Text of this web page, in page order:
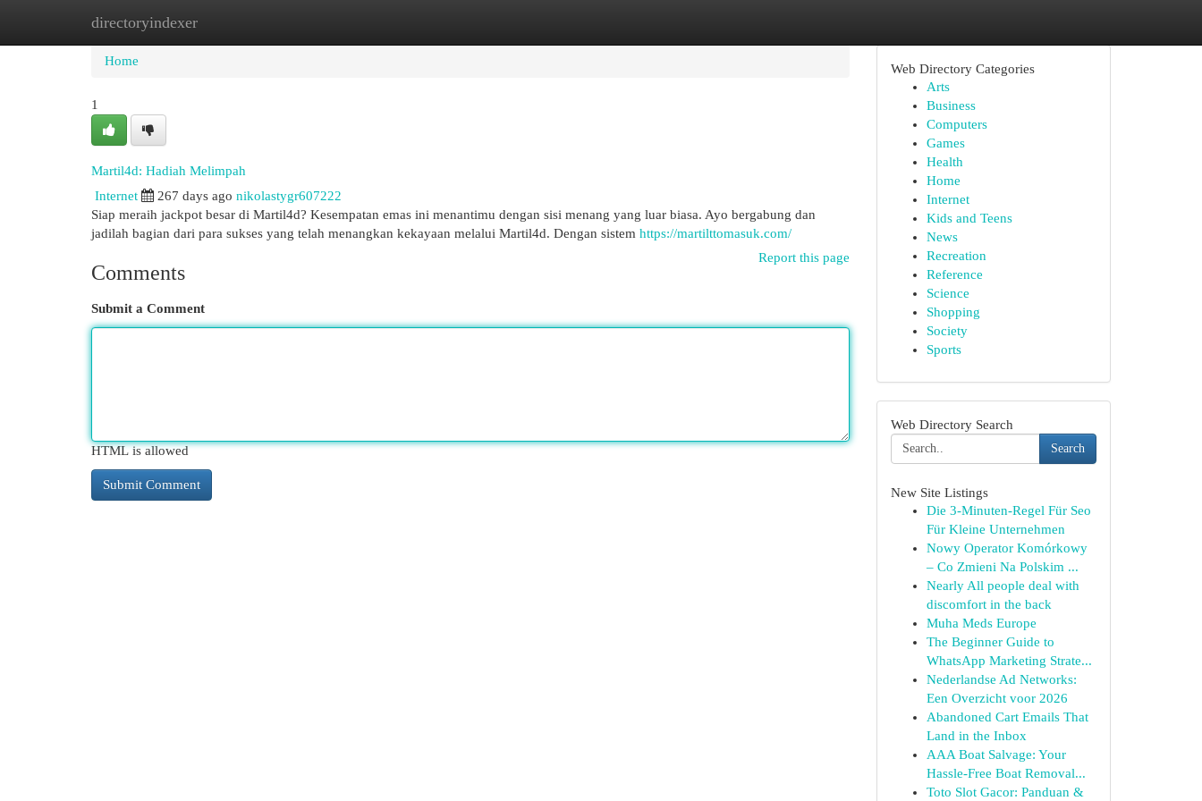
directoryindexer
Home New Site Listings
Home
1
Martil4d: Hadiah Melimpah
Internet 267 days ago nikolastygr607222
Siap meraih jackpot besar di Martil4d? Kesempatan emas ini menantimu dengan sisi menang yang luar biasa. Ayo bergabung dan
jadilah bagian dari para sukses yang telah menangkan kekayaan melalui Martil4d. Dengan sistem https://martilttomasuk.com/
Report this page
Comments
Submit a Comment
HTML is allowed
Web Directory Categories
Arts
Business
Computers
Games
Health
Home
Internet
Kids and Teens
News
Recreation
Reference
Science
Shopping
Society
Sports
Web Directory Search
Search
New Site Listings
Die 3-Minuten-Regel Für Seo
Für Kleine Unternehmen
Nowy Operator Komórkowy
– Co Zmieni Na Polskim ...
Nearly All people deal with
discomfort in the back
Muha Meds Europe
The Beginner Guide to
WhatsApp Marketing Strate...
Nederlandse Ad Networks:
Een Overzicht voor 2026
Abandoned Cart Emails That
Land in the Inbox
AAA Boat Salvage: Your
Hassle-Free Boat Removal...
Toto Slot Gacor: Panduan &